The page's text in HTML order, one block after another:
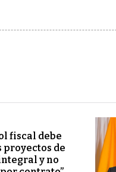
fiscal debe
de
y no